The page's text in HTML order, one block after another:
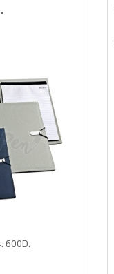
600D.